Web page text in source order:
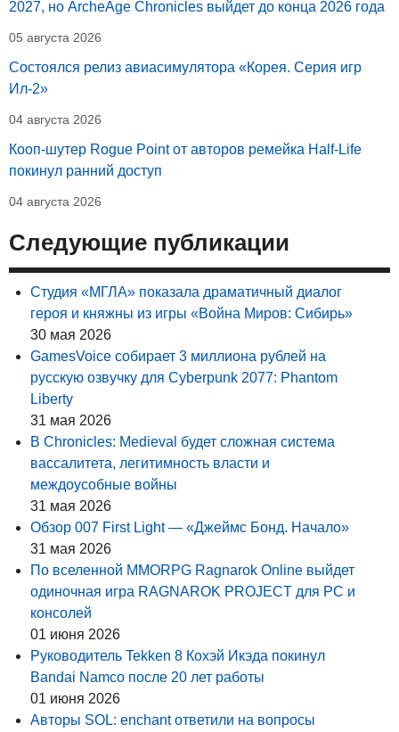
2027, но ArcheAge Chronicles выйдет до конца 2026 года
05 августа 2026
Состоялся релиз авиасимулятора «Корея. Серия игр
Ил-2»
04 августа 2026
Кооп-шутер Rogue Point от авторов ремейка Half-Life
покинул ранний доступ
04 августа 2026
Следующие публикации
Студия «МГЛА» показала драматичный диалог
героя и княжны из игры «Война Миров: Сибирь»
30 мая 2026
GamesVoice собирает 3 миллиона рублей на
русскую озвучку для Cyberpunk 2077: Phantom
Liberty
31 мая 2026
В Chronicles: Medieval будет сложная система
вассалитета, легитимность власти и
междоусобные войны
31 мая 2026
Обзор 007 First Light — «Джеймс Бонд. Начало»
31 мая 2026
По вселенной MMORPG Ragnarok Online выйдет
одиночная игра RAGNAROK PROJECT для PC и
консолей
01 июня 2026
Руководитель Tekken 8 Кохэй Икэда покинул
Bandai Namco после 20 лет работы
01 июня 2026
Авторы SOL: enchant ответили на вопросы